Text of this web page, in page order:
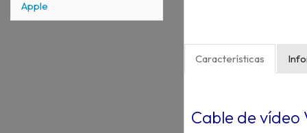
Apple
Características
Cable de vídeo